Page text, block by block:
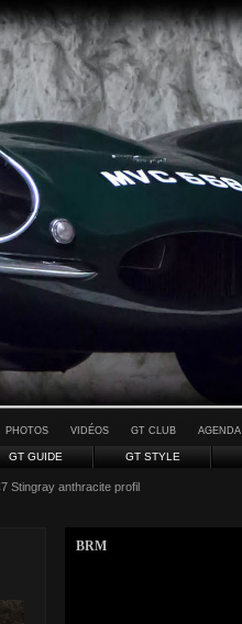
PHOTOS VIDÉOS GT CLUB AGENDA
GT GUIDE GT STYLE
Stingray anthracite profil
BRM